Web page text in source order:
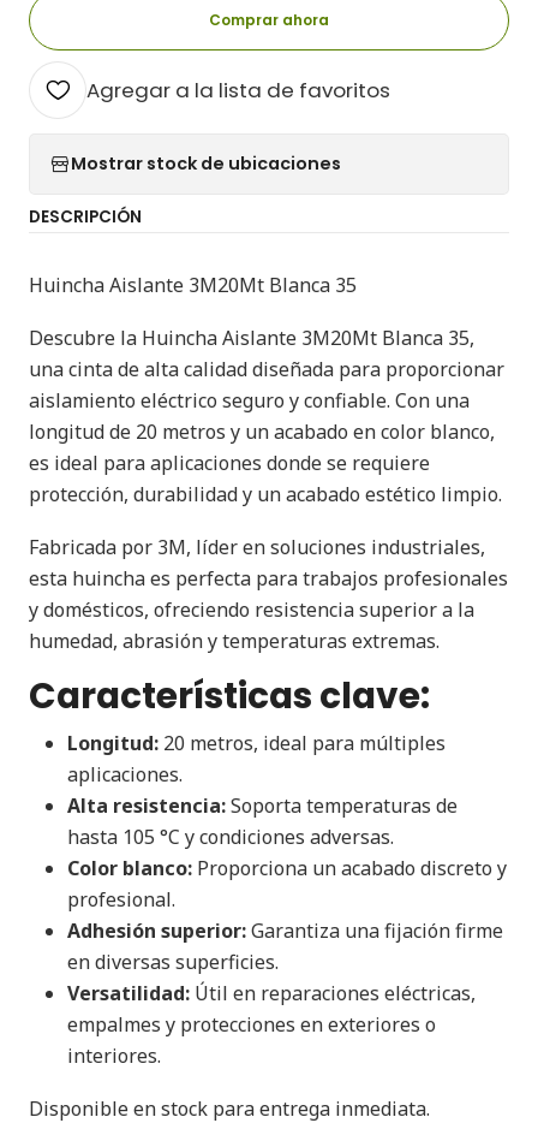
Comprar ahora
Agregar a la lista de favoritos
Mostrar stock de ubicaciones
DESCRIPCIÓN
Huincha Aislante 3M20Mt Blanca 35
Descubre la Huincha Aislante 3M20Mt Blanca 35,
una cinta de alta calidad diseñada para proporcionar
aislamiento eléctrico seguro y confiable. Con una
longitud de 20 metros y un acabado en color blanco,
es ideal para aplicaciones donde se requiere
protección, durabilidad y un acabado estético limpio.
Fabricada por 3M, líder en soluciones industriales,
esta huincha es perfecta para trabajos profesionales
y domésticos, ofreciendo resistencia superior a la
humedad, abrasión y temperaturas extremas.
Características clave:
Longitud: 20 metros, ideal para múltiples
aplicaciones.
Alta resistencia:Soporta temperaturas de
hasta 105 °C y condiciones adversas.
Color blanco: Proporciona un acabado discreto y
profesional.
Adhesión superior:Garantiza una fijación firme
en diversas superficies.
Versatilidad: Útil en reparaciones eléctricas,
empalmes y protecciones en exteriores o
interiores.
Disponible en stock para entrega inmediata.